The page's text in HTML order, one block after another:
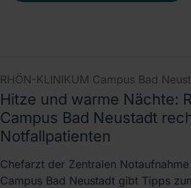
RHÖN-KLINIKUM Campus Bad
Hitze und warme Nächte:
Campus Bad Neustadt
Notfallpatienten
Chefarzt der Zentralen
Campus Bad Neustadt gibt Tipps